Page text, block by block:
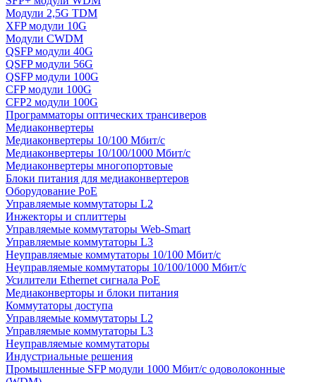
Модули 2,5G TDM
XFP модули 10G
Модули CWDM
QSFP модули 40G
QSFP модули 56G
QSFP модули 100G
CFP модули 100G
CFP2 модули 100G
Программаторы оптических трансиверов
Медиаконвертеры
Медиаконвертеры 10/100 Мбит/с
Медиаконвертеры 10/100/1000 Мбит/c
Медиаконвертеры многопортовые
Блоки питания для медиаконвертеров
Оборудование PoE
Управляемые коммутаторы L2
Инжекторы и сплиттеры
Управляемые коммутаторы Web-Smart
Управляемые коммутаторы L3
Неуправляемые коммутаторы 10/100 Мбит/с
Неуправляемые коммутаторы 10/100/1000 Мбит/с
Усилители Ethernet сигнала PoE
Медиаконверторы и блоки питания
Коммутаторы доступа
Управляемые коммутаторы L2
Управляемые коммутаторы L3
Неуправляемые коммутаторы
Индустриальные решения
Промышленные SFP модули 1000 Мбит/c одоволоконные